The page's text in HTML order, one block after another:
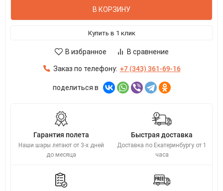
В КОРЗИНУ
Купить в 1 клик
В избранное В сравнение
Заказ по телефону: +7 (343) 361-69-16
поделиться в
Гарантия полета
Наши шары летают от 3-х дней
до месяца
Быстрая доставка
Доставка по Екатеринбургу от 1
часа